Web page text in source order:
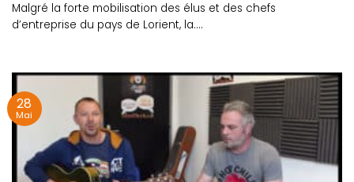
Malgré la forte mobilisation des élus et des chefs
d’entreprise du pays de Lorient, la....
28
Mai